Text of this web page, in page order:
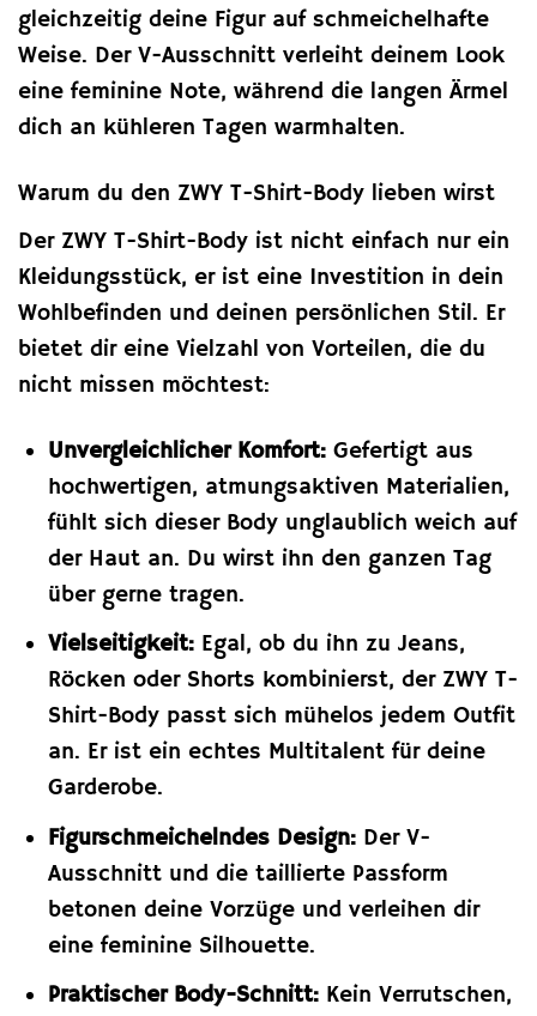
gleichzeitig deine Figur auf schmeichelhafte
Weise. Der V-Ausschnitt verleiht deinem Look
eine feminine Note, während die langen Ärmel
dich an kühleren Tagen warmhalten.
Warum du den ZWY T-Shirt-Body lieben wirst
Der ZWY T-Shirt-Body ist nicht einfach nur ein
Kleidungsstück, er ist eine Investition in dein
Wohlbefinden und deinen persönlichen Stil. Er
bietet dir eine Vielzahl von Vorteilen, die du
nicht missen möchtest:
Unvergleichlicher Komfort:Gefertigt aus
hochwertigen, atmungsaktiven Materialien,
fühlt sich dieser Body unglaublich weich auf
der Haut an. Du wirst ihn den ganzen Tag
über gerne tragen.
Vielseitigkeit:Egal, ob du ihn zu Jeans,
Röcken oder Shorts kombinierst, der ZWY T-
Shirt-Body passt sich mühelos jedem Outfit
an. Er ist ein echtes Multitalent für deine
Garderobe.
Figurschmeichelndes Design:Der V-
Ausschnitt und die taillierte Passform
betonen deine Vorzüge und verleihen dir
eine feminine Silhouette.
Praktischer Body-Schnitt:Kein Verrutschen,